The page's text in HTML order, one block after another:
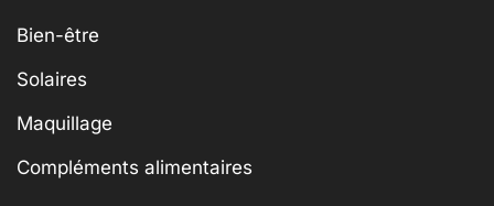
Bien-être
Solaires
Maquillage
Compléments alimentaires